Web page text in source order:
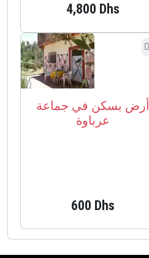
4,800 Dhs
أرض بسكن في جماعة
عرباوة
600 Dhs